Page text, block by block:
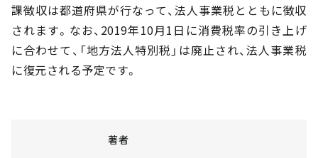
課徴収は都道府県が行なって、法人事業税とともに徴収
されます。なお、2019年10月1日に消費税率の引き上げ
に合わせて、「地方法人特別税」は廃止され、法人事業税
に復元される予定です。
著者